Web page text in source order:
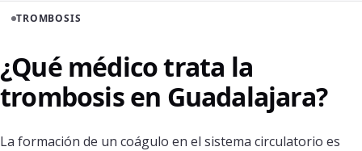
TROMBOSIS
¿Qué médico trata la
trombosis en Guadalajara?
La formación de un coágulo en el sistema circulatorio es